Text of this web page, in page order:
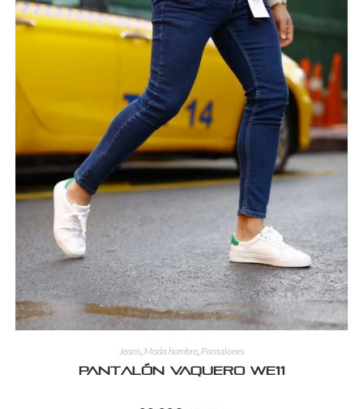
Jeans, Moda hombre, Pantalones
Pantalón Vaquero WE11